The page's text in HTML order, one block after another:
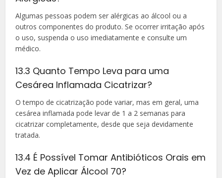
Algumas pessoas podem ser alérgicas ao álcool ou a
outros componentes do produto. Se ocorrer irritação após
o uso, suspenda o uso imediatamente e consulte um
médico.
13.3 Quanto Tempo Leva para uma
Cesárea Inflamada Cicatrizar?
O tempo de cicatrização pode variar, mas em geral, uma
cesárea inflamada pode levar de 1 a 2 semanas para
cicatrizar completamente, desde que seja devidamente
tratada.
13.4 É Possível Tomar Antibióticos Orais em
Vez de Aplicar Álcool 70?